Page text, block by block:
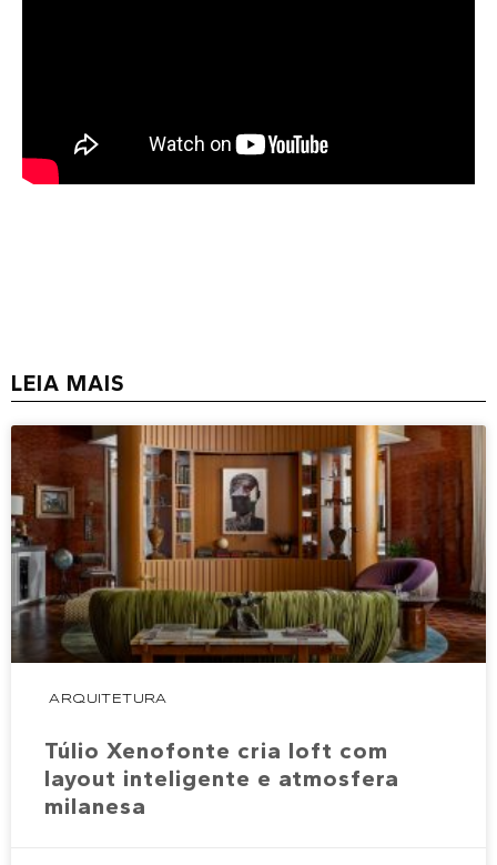
LEIA MAIS
ARQUITETURA
Túlio Xenofonte cria loft com
layout inteligente e atmosfera
milanesa